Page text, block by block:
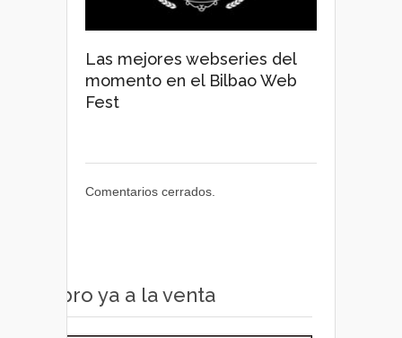
Las mejores webseries del
momento en el Bilbao Web
Fest
Comentarios cerrados.
Libro ya a la venta